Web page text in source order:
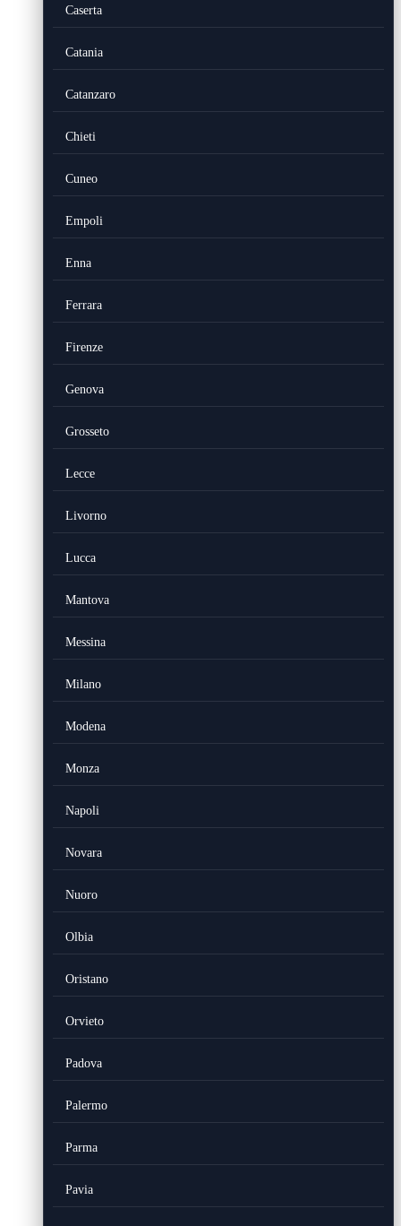
Caserta
Catania
Catanzaro
Chieti
Cuneo
Empoli
Enna
Ferrara
Firenze
Genova
Grosseto
Lecce
Livorno
Lucca
Mantova
Messina
Milano
Modena
Monza
Napoli
Novara
Nuoro
Olbia
Oristano
Orvieto
Padova
Palermo
Parma
Pavia